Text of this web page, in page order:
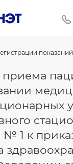
показаний
1 к